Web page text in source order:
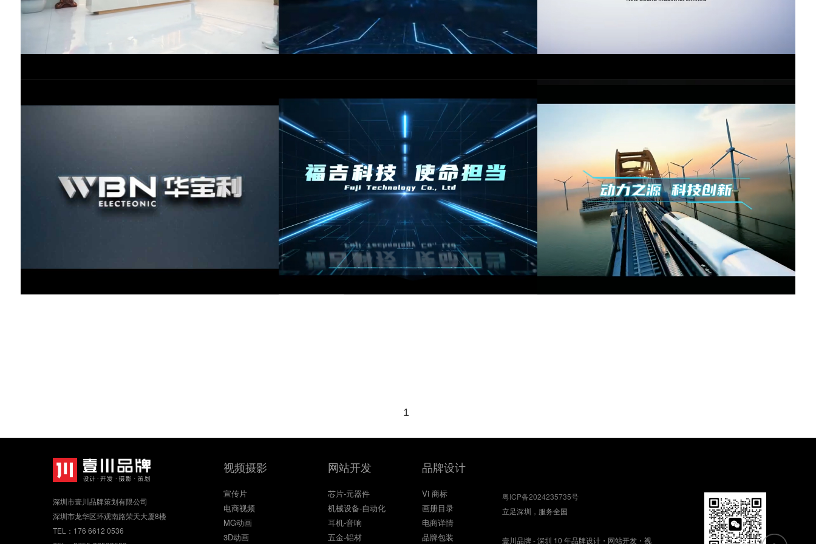
1
深圳市壹川品牌策划有限公司
深圳市龙华区环观南路荣天大厦8楼
TEL：176 6612 0536
品牌设计
Vi 商标
画册目录
电商详情
品牌包装
网站开发
芯片-元器件
机械设备-自动化
耳机-音响
五金-铝材
视频摄影
宣传片
电商视频
MG动画
3D动画
粤ICP备2024235735号
立足深圳，服务全国
壹川品牌 - 深圳 10 年品牌设计・网站开发・视